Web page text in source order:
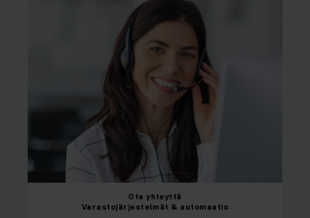
Ota yhteyttä
Varastojärjestelmät & automaatio